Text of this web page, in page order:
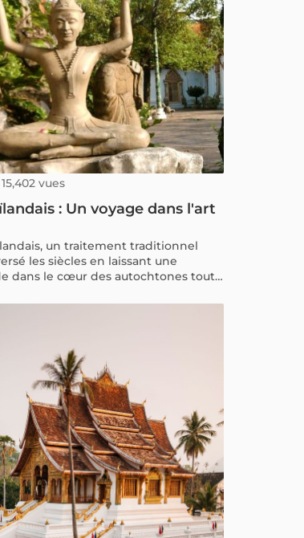
15,402 vues
: Un voyage dans l'art
un traitement traditionnel
les siècles en laissant une
dans le cœur des autochtones tout
des touristes du monde entier.
Pays du Sourire ne peut être
cet article, découvrons cette
et les meilleurs endroits en
une expérience relaxante.